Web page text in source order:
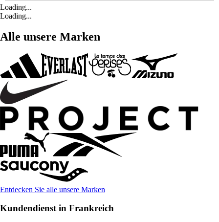
Loading...
Loading...
Alle unsere Marken
Entdecken Sie alle unsere Marken
Kundendienst in Frankreich